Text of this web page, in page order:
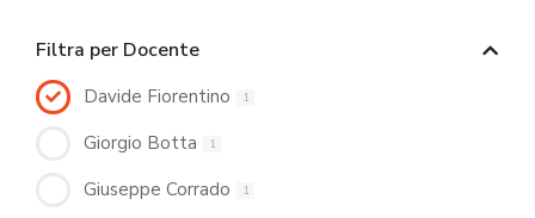
Filtra per Docente
Davide Fiorentino 1
Giorgio Botta 1
Giuseppe Corrado 1